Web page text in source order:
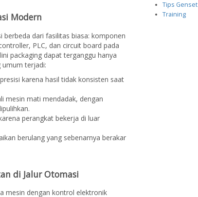
Modern
dari fasilitas biasa: komponen
PLC, dan circuit board pada
packaging dapat terganggu hanya
umum terjadi:
karena hasil tidak konsisten saat
mesin mati mendadak, dengan
perangkat bekerja di luar
berulang yang sebenarnya berakar
di Jalur Otomasi
mesin dengan kontrol elektronik
Tips Genset
Training